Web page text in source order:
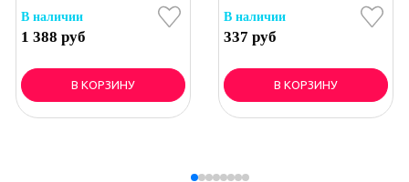
В наличии
1 388 руб
В КОРЗИНУ
В наличии
337 руб
В КОРЗИНУ